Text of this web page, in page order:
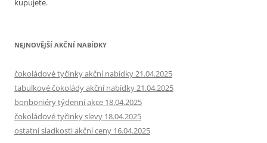
kupujete.
NEJNOVĚJŠÍ AKČNÍ NABÍDKY
čokoládové tyčinky akční nabídky 21.04.2025
tabulkové čokolády akční nabídky 21.04.2025
bonboniéry týdenní akce 18.04.2025
čokoládové tyčinky slevy 18.04.2025
ostatní sladkosti akční ceny 16.04.2025